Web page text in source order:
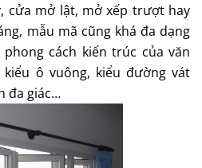
cửa mở lật, mở xếp trượt hay
mẫu mã cũng khá đa dạng
cách kiến trúc của văn
ô vuông, kiểu đường vát
đa giác…